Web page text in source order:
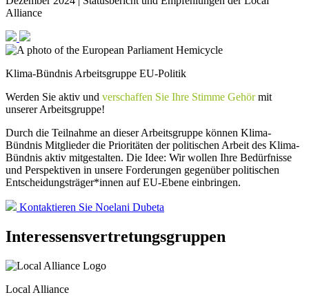
Alliance
Klima-Bündnis Arbeitsgruppe EU-Politik
Werden Sie aktiv und verschaffen Sie Ihre Stimme Gehörmit
unserer Arbeitsgruppe!
Durch die Teilnahme an dieser Arbeitsgruppe können Klima-
Bündnis Mitglieder die Prioritäten der politischen Arbeit des Klima-
Bündnis aktiv mitgestalten. Die Idee: Wir wollen Ihre Bedürfnisse
und Perspektiven in unsere Forderungen gegenüber politischen
Entscheidungsträger*innen auf EU-Ebene einbringen.
Kontaktieren Sie Noelani Dubeta
Interessensvertretungsgruppen
Local Alliance